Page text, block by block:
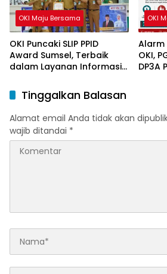
OKI Maju Bersama
OKI Puncaki SLIP PPID
Award Sumsel, Terbaik
dalam Layanan Informasi
OKI
Alarm
OKI,
DP3A
Tinggalkan Balasan
Alamat email Anda tidak akan
wajib ditandai *